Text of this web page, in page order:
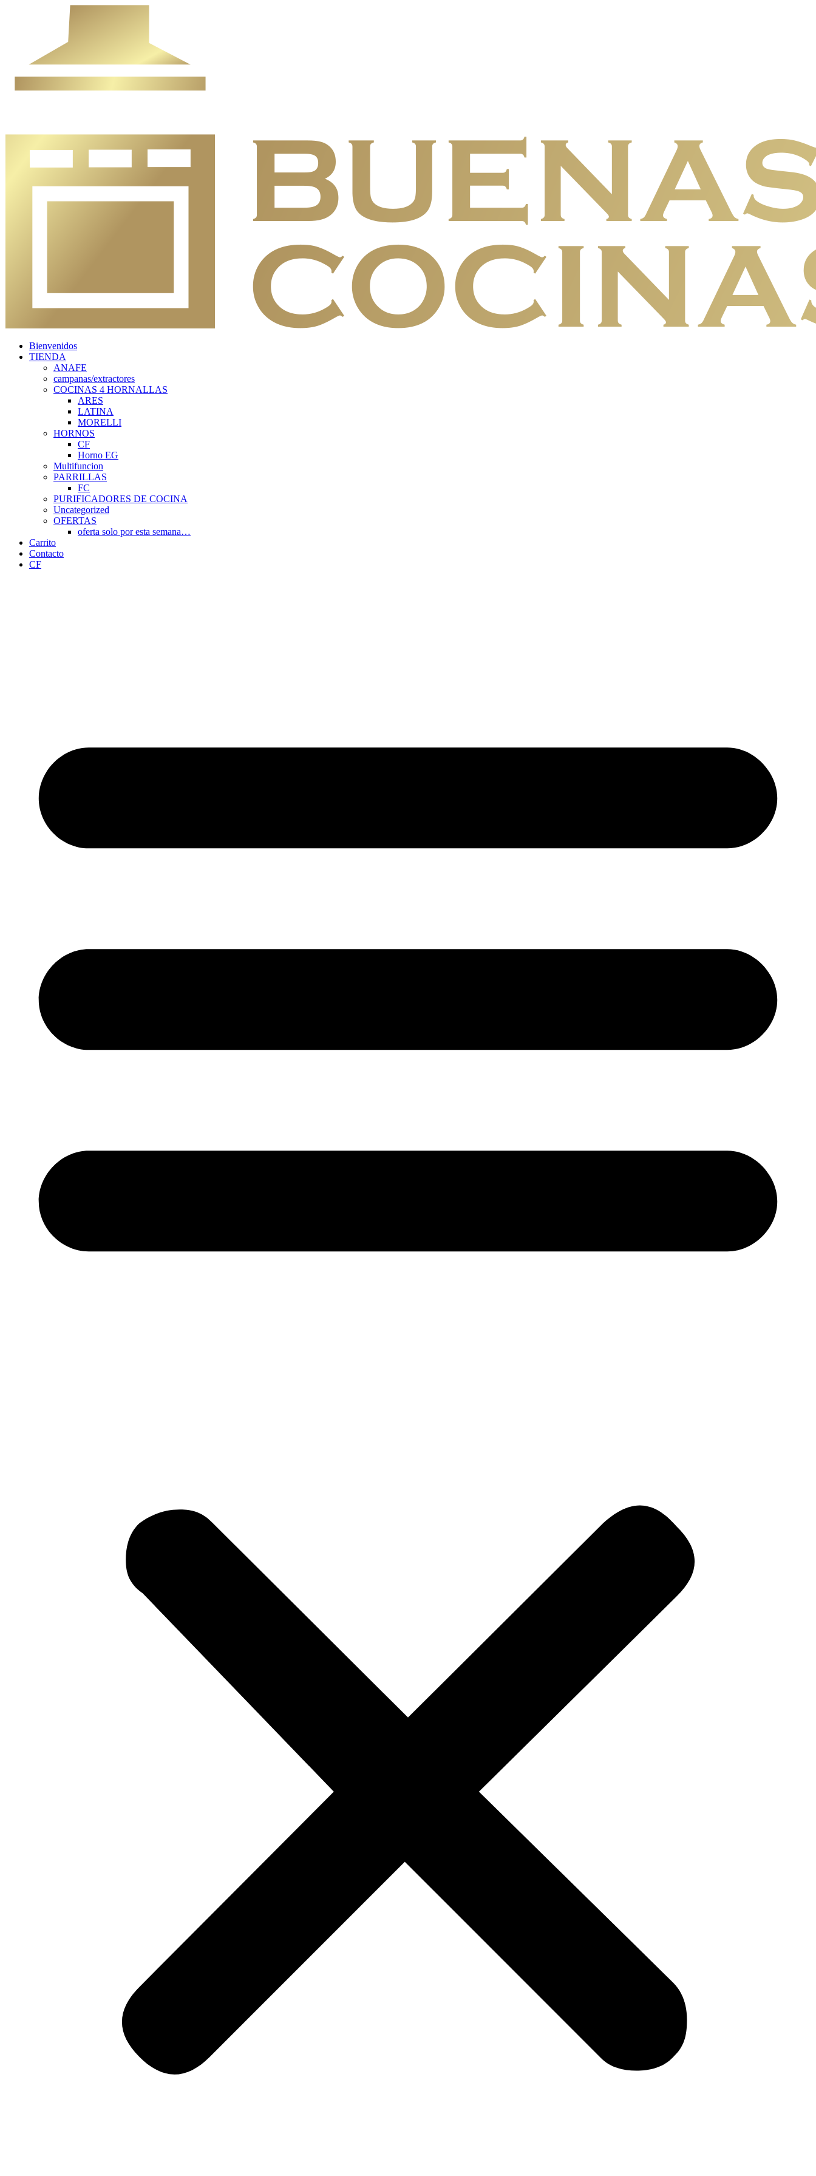
Bienvenidos
TIENDA
ANAFE
campanas/extractores
COCINAS 4 HORNALLAS
ARES
LATINA
MORELLI
HORNOS
CF
Horno EG
Multifuncion
PARRILLAS
FC
PURIFICADORES DE COCINA
Uncategorized
OFERTAS
oferta solo por esta semana…
Carrito
Contacto
CF